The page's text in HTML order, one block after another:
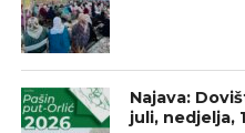
Najava:
juli, nedjelja,